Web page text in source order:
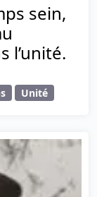
sein,
l’unité.
Unité